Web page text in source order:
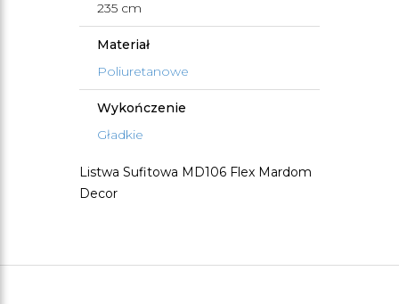
235 cm
Materiał
Poliuretanowe
Wykończenie
Gładkie
Listwa Sufitowa MD106 Flex Mardom
Decor